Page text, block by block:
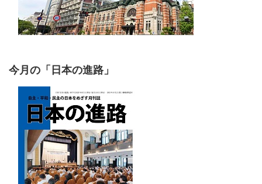
今月の「日本の進路」